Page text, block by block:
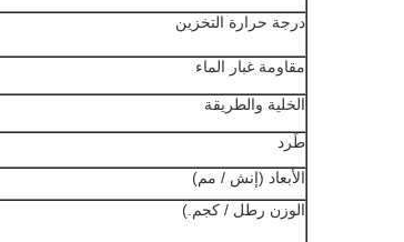
درجة حرارة التخزين
مقاومة غبار الماء
الخلية والطريقة
طَرد
الأبعاد (إنش / مم)
الوزن رطل / كجم.)